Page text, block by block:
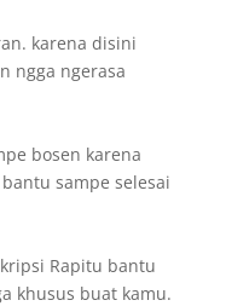
karena disini
ngga ngerasa
bosen karena
sampe selesai
Rapitu bantu
khusus buat kamu.